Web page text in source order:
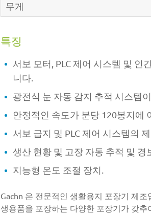
무게
특징
서보 모터, PLC 제어 시스템 및
니다.
광전식 눈 자동 감지 추적 시스템
안정적인 속도가 분당 120봉지에
서보 급지 및 PLC 제어 시스템의
생산 현황 및 고장 자동 추적 및 경
지능형 온도 조절 장치.
Gachn 은 전문적인 생활용지 포장기 제
생용품을 포장하는 다양한 포장기가 갖